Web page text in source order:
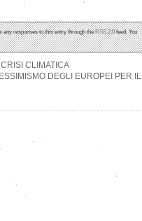
any responses to this entry through theRSS 2.0feed. You
CLIMATICA
DEGLI EUROPEI PER IL